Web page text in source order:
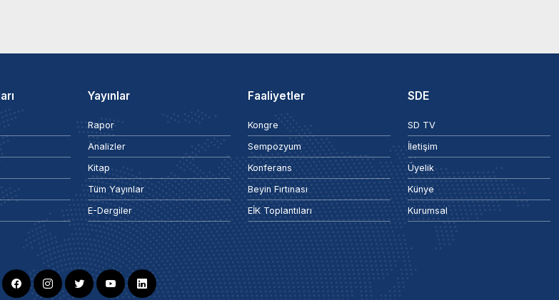
Yayınlar
Rapor
Analizler
Kitap
Tüm Yayınlar
E-Dergiler
Faaliyetler
Kongre
Sempozyum
Konferans
Beyin Fırtınası
EİK Toplantıları
SDE
SD TV
İletişim
Üyelik
Künye
Kurumsal